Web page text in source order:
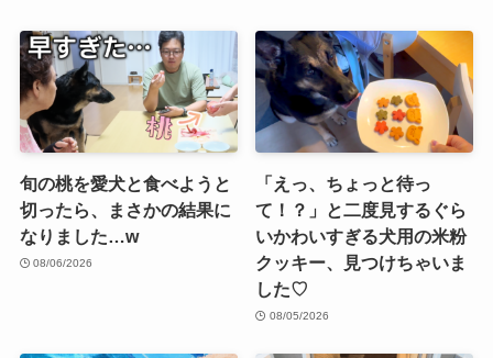
旬の桃を愛犬と食べようと
切ったら、まさかの結果に
なりました…w
08/06/2026
「えっ、ちょっと待っ
て！？」と二度見するぐら
いかわいすぎる犬用の米粉
クッキー、見つけちゃいま
した♡
08/05/2026